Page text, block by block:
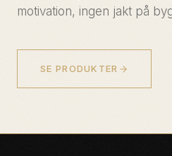
motivation, ingen jakt på
SE PRODUKTER